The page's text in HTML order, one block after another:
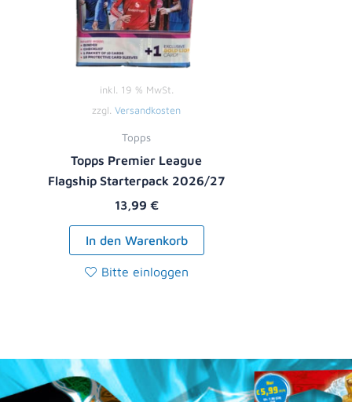
inkl. 19 % MwSt.
zzgl. Versandkosten
Topps
Topps Premier League
Flagship Starterpack 2026/27
13,99 €
In den Warenkorb
Bitte einloggen